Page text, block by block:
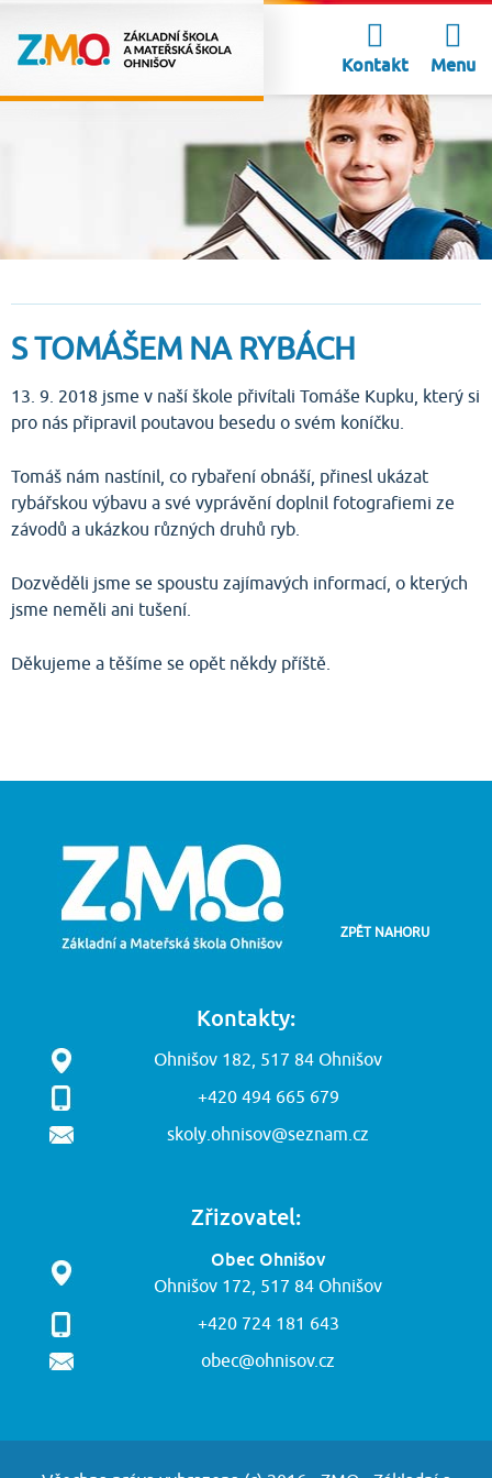
Menu
Kontakt
S TOMÁŠEM NA RYBÁCH
13. 9. 2018 jsme v naší škole přivítali Tomáše Kupku, který si
pro nás připravil poutavou besedu o svém koníčku.
Tomáš nám nastínil, co rybaření obnáší, přinesl ukázat
rybářskou výbavu a své vyprávění doplnil fotografiemi ze
závodů a ukázkou různých druhů ryb.
Dozvěděli jsme se spoustu zajímavých informací, o kterých
jsme neměli ani tušení.
Děkujeme a těšíme se opět někdy příště.
Kontakty:
Ohnišov 182, 517 84 Ohnišov
+420 494 665 679
skoly.ohnisov@seznam.cz
Zřizovatel:
Obec Ohnišov
Ohnišov 172, 517 84 Ohnišov
+420 724 181 643
obec@ohnisov.cz
ZPĚT NAHORU